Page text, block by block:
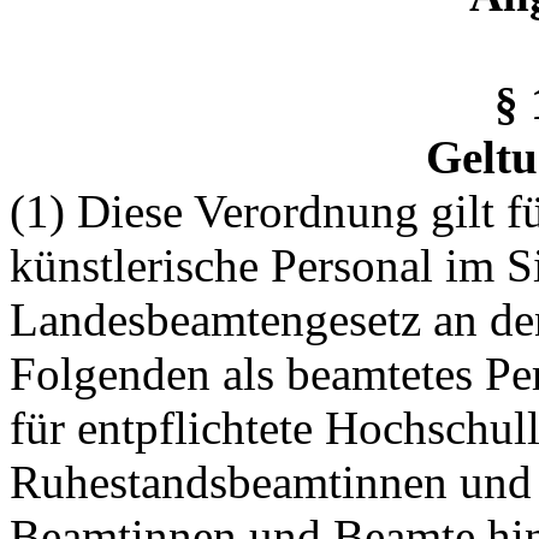
§
(1) Diese Verordnung gilt
künstlerische Personal im
Landesbeamtengesetz an
Folgenden als beamtetes
für entpflichtete
Ruhestandsbeamtinnen